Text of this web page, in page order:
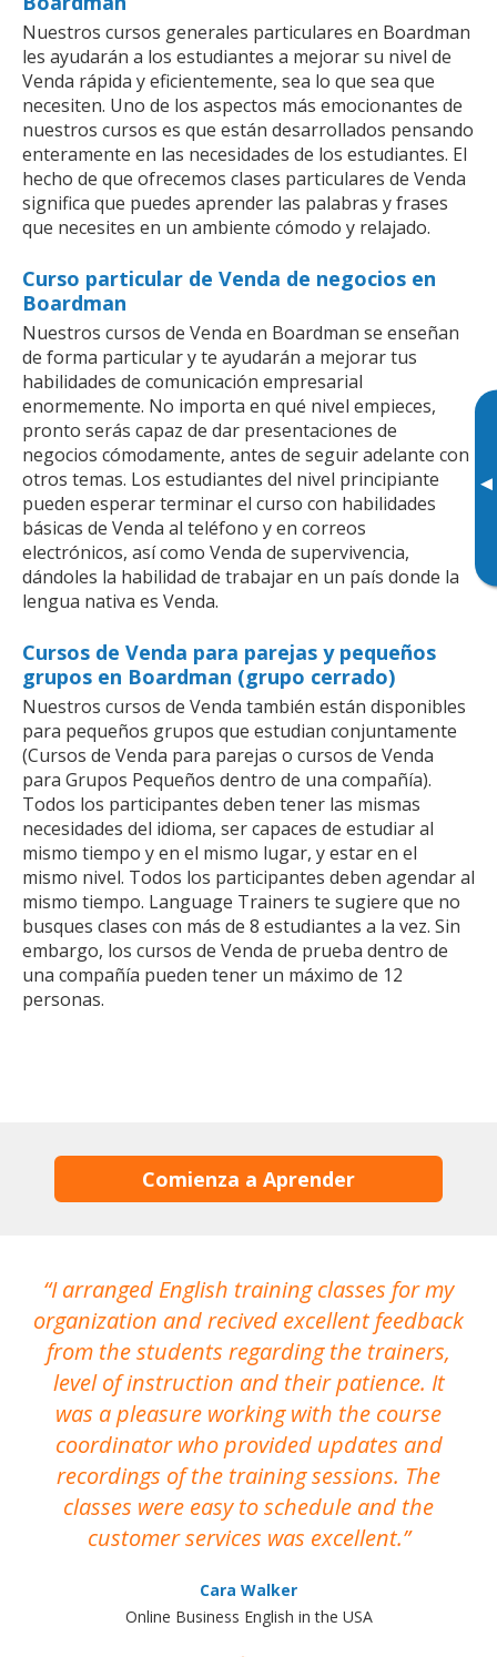
▸
Nuestros cursos generales particulares en Boardman
les ayudarán a los estudiantes a mejorar su nivel de
Venda rápida y eficientemente, sea lo que sea que
necesiten. Uno de los aspectos más emocionantes de
nuestros cursos es que están desarrollados pensando
enteramente en las necesidades de los estudiantes. El
hecho de que ofrecemos clases particulares de Venda
significa que puedes aprender las palabras y frases
que necesites en un ambiente cómodo y relajado.
Curso particular de Venda de negocios en
Boardman
Nuestros cursos de Venda en Boardman se enseñan
de forma particular y te ayudarán a mejorar tus
habilidades de comunicación empresarial
enormemente. No importa en qué nivel empieces,
pronto serás capaz de dar presentaciones de
negocios cómodamente, antes de seguir adelante con
otros temas. Los estudiantes del nivel principiante
pueden esperar terminar el curso con habilidades
básicas de Venda al teléfono y en correos
electrónicos, así como Venda de supervivencia,
dándoles la habilidad de trabajar en un país donde la
lengua nativa es Venda.
Cursos de Venda para parejas y pequeños
grupos en Boardman (grupo cerrado)
Nuestros cursos de Venda también están disponibles
para pequeños grupos que estudian conjuntamente
(Cursos de Venda para parejas o cursos de Venda
para Grupos Pequeños dentro de una compañía).
Todos los participantes deben tener las mismas
necesidades del idioma, ser capaces de estudiar al
mismo tiempo y en el mismo lugar, y estar en el
mismo nivel. Todos los participantes deben agendar al
mismo tiempo. Language Trainers te sugiere que no
busques clases con más de 8 estudiantes a la vez. Sin
embargo, los cursos de Venda de prueba dentro de
una compañía pueden tener un máximo de 12
personas.
Comienza a Aprender
I arranged English training classes for my
organization and recived excellent feedback
from the students regarding the trainers,
level of instruction and their patience. It
was a pleasure working with the course
coordinator who provided updates and
recordings of the training sessions. The
classes were easy to schedule and the
customer services was excellent.
Cara Walker
Online Business English in the USA